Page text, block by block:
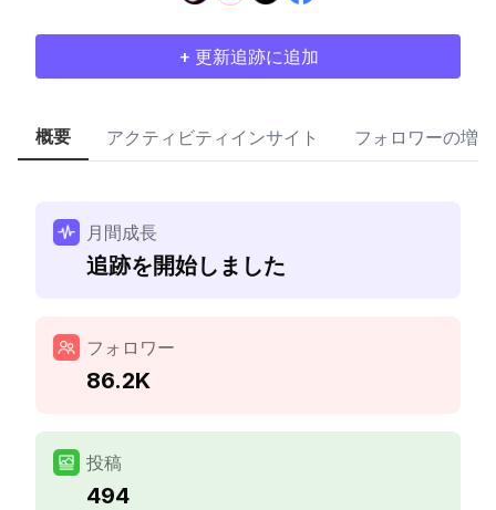
+ 更新追跡に追加
概要 アクティビティインサイト フォロワーの増加
月間成長
追跡を開始しました
フォロワー
86.2K
投稿
494